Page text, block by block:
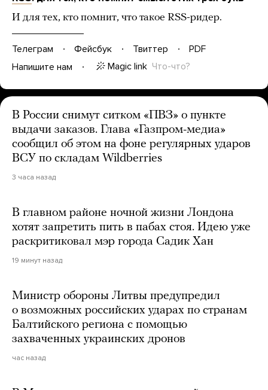
И для тех, кто помнит, что такое RSS-ридер.
Телеграм Фейсбук Твиттер
PDF
Напишите нам
Magic link Что-что?
В России снимут ситком «ПВЗ» о пункте
выдачи заказов. Глава «Газпром-медиа»
сообщил об этом на фоне регулярных ударов
ВСУ по складам Wildberries
3 часа назад
В главном районе ночной жизни Лондона
хотят запретить пить в пабах стоя. Идею уже
раскритиковал мэр города Садик Хан
19 минут назад
Министр обороны Литвы предупредил
о возможных российских ударах по странам
Балтийского региона с помощью
захваченных украинских дронов
час назад